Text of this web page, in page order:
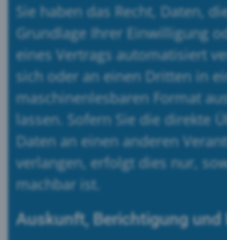
Sie haben das Recht, Daten,
Grundlage Ihrer Einwilligung
eines Vertrags automatisiert
sich oder an einen Dritten in
maschinenlesbaren Format
lassen. Sofern Sie die direkte
Daten an einen anderen
verlangen, erfolgt dies nur,
machbar ist.
Auskunft, Berichtigung und